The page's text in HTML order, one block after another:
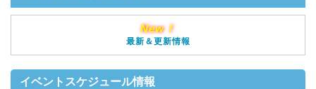
New！
最新＆更新情報
イベントスケジュール情報